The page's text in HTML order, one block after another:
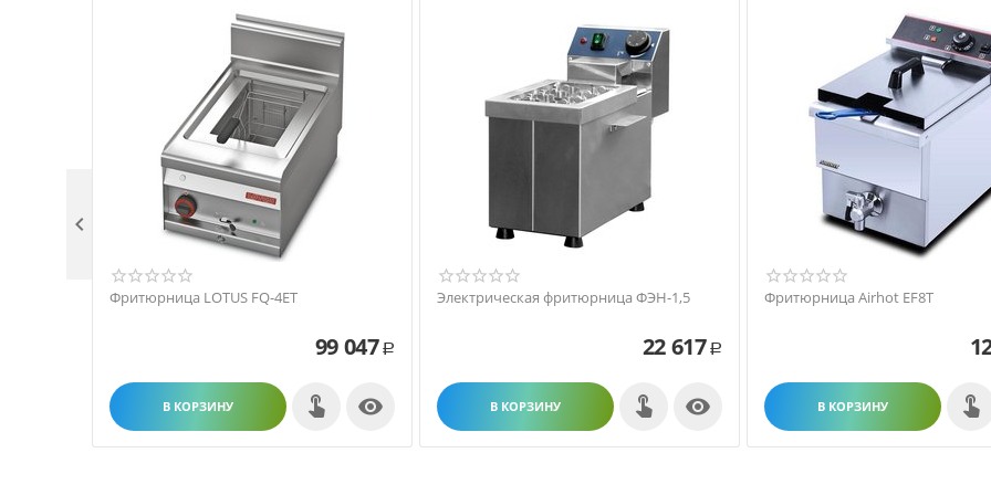
Фритюрница LOTUS FQ-4ET
99 047 Р
В КОРЗИНУ 
Электрическая фритюрница ФЭН-1,5
22 617 Р
В КОРЗИНУ 
Фритюрница Airhot EF8T
В КОРЗИНУ
